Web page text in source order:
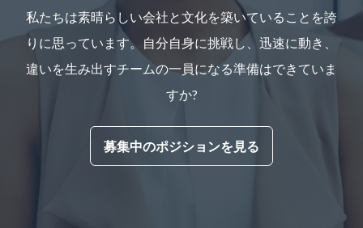
私たちは素晴らしい会社と文化を築いていることを誇
りに思っています。自分自身に挑戦し、迅速に動き、
違いを生み出すチームの一員になる準備はできていま
すか?
募集中のポジションを見る